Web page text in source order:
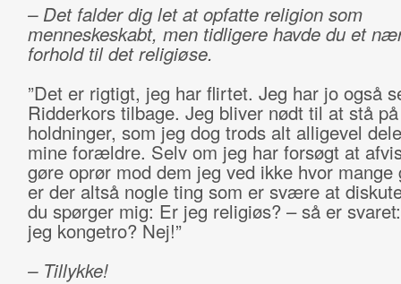
– Det falder dig let at opfatte religion som
menneskeskabt, men tidligere havde du et
forhold til det religiøse.
”Det er rigtigt, jeg har flirtet. Jeg har jo også
Ridderkors tilbage. Jeg bliver nødt til at stå
holdninger, som jeg dog trods alt alligevel
mine forældre. Selv om jeg har forsøgt at
gøre oprør mod dem jeg ved ikke hvor mange
er der altså nogle ting som er svære at
du spørger mig: Er jeg religiøs? – så er
jeg kongetro? Nej!”
– Tillykke!